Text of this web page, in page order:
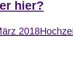
hier?
2018